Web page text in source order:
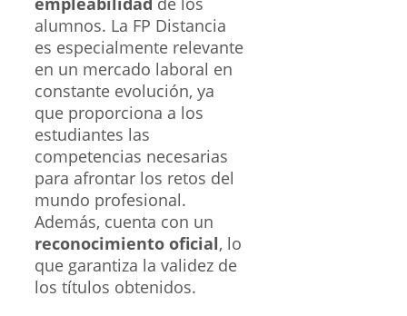
alumnos. La FP Distancia
es especialmente relevante
en un mercado laboral en
constante evolución, ya
que proporciona a los
estudiantes las
competencias necesarias
para afrontar los retos del
mundo profesional.
Además, cuenta con un
reconocimiento oficial, lo
que garantiza la validez de
los títulos obtenidos.